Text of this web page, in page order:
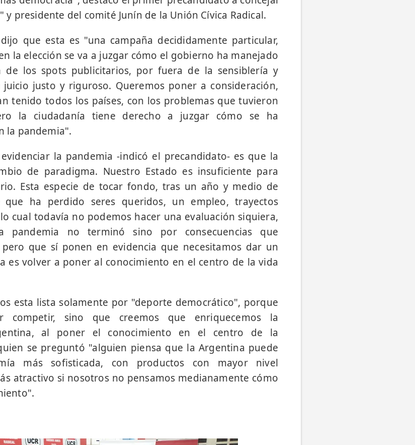
y presidente del comité Junín de la Unión Cívica Radical.
que esta es "una campaña decididamente particular,
la elección se va a juzgar cómo el gobierno ha manejado
de los spots publicitarios, por fuera de la sensiblería y
justo y riguroso. Queremos poner a consideración,
tenido todos los países, con los problemas que tuvieron
la ciudadanía tiene derecho a juzgar cómo se ha
la pandemia".
la pandemia -indicó el precandidato- es que la
de paradigma. Nuestro Estado es insuficiente para
Esta especie de tocar fondo, tras un año y medio de
que ha perdido seres queridos, un empleo, trayectos
cual todavía no podemos hacer una evaluación siquiera,
pandemia no terminó sino por consecuencias que
que sí ponen en evidencia que necesitamos dar un
es volver a poner al conocimiento en el centro de la vida
esta lista solamente por "deporte democrático", porque
competir, sino que creemos que enriquecemos la
al poner el conocimiento en el centro de la
se preguntó "alguien piensa que la Argentina puede
más sofisticada, con productos con mayor nivel
atractivo si nosotros no pensamos medianamente cómo